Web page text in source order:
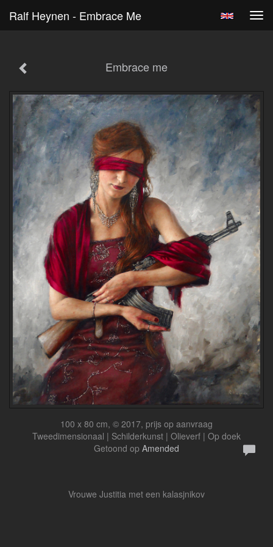
Ralf Heynen - Embrace Me
Embrace me
100 x 80 cm, © 2017, prijs op aanvraag
Tweedimensionaal | Schilderkunst | Olieverf | Op doek
Getoond op Amended
Vrouwe Justitia met een kalasjnikov